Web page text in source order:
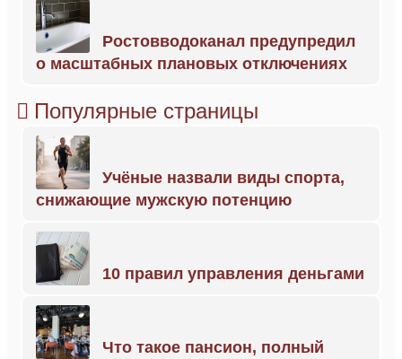
Ростовводоканал предупредил
о масштабных плановых отключениях
Популярные страницы
Учёные назвали виды спорта,
снижающие мужскую потенцию
10 правил управления деньгами
Что такое пансион, полный